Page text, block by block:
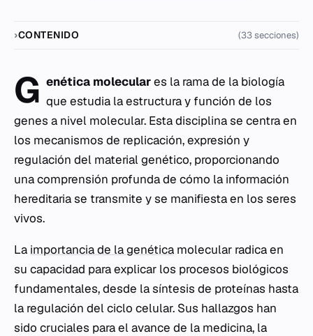
CONTENIDO (33 secciones)
G enética moleculares la rama de la biología
que estudia la estructura y función de los
genes a nivel molecular. Esta disciplina se centra en
los mecanismos de replicación, expresión y
regulación del material genético, proporcionando
una comprensión profunda de cómo la información
hereditaria se transmite y se manifiesta en los seres
vivos.
La importancia de la genética molecular radica en
su capacidad para explicar los procesos biológicos
fundamentales, desde la síntesis de proteínas hasta
la regulación del ciclo celular. Sus hallazgos han
sido cruciales para el avance de la medicina, la